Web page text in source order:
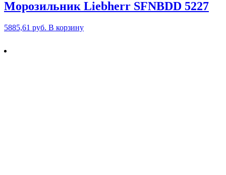
Морозильник Liebherr SFNBDD 5227
5885,61 руб. В корзину